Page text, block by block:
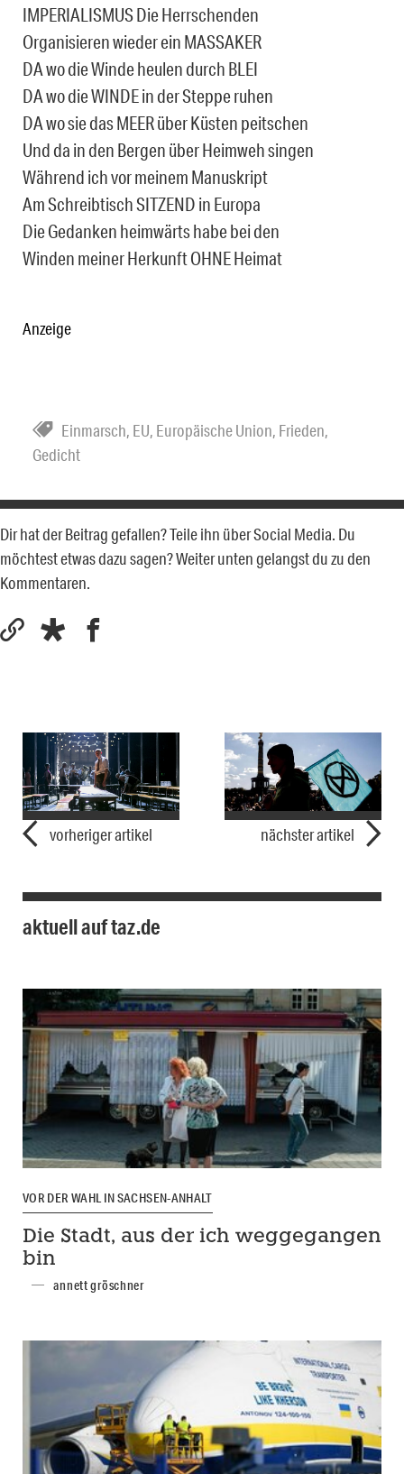
IMPERIALISMUS Die Herrschenden
Organisieren wieder ein MASSAKER
DA wo die Winde heulen durch BLEI
DA wo die WINDE in der Steppe ruhen
DA wo sie das MEER über Küsten peitschen
Und da in den Bergen über Heimweh singen
Während ich vor meinem Manuskript
Am Schreibtisch SITZEND in Europa
Die Gedanken heimwärts habe bei den
Winden meiner Herkunft OHNE Heimat
Anzeige
Einmarsch, EU, Europäische Union, Frieden,
Gedicht
Dir hat der Beitrag gefallen? Teile ihn über Social Media. Du
möchtest etwas dazu sagen? Weiter unten gelangst du zu den
Kommentaren.
vorheriger artikel nächster artikel
aktuell auf taz.de
VOR DER WAHL IN SACHSEN-ANHALT
Die Stadt, aus der ich weggegangen
bin
annett gröschner